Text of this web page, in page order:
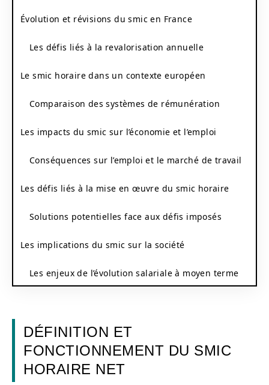
Évolution et révisions du smic en France
Les défis liés à la revalorisation annuelle
Le smic horaire dans un contexte européen
Comparaison des systèmes de rémunération
Les impacts du smic sur l’économie et l’emploi
Conséquences sur l’emploi et le marché de travail
Les défis liés à la mise en œuvre du smic horaire
Solutions potentielles face aux défis imposés
Les implications du smic sur la société
Les enjeux de l’évolution salariale à moyen terme
DÉFINITION ET
FONCTIONNEMENT DU SMIC
HORAIRE NET